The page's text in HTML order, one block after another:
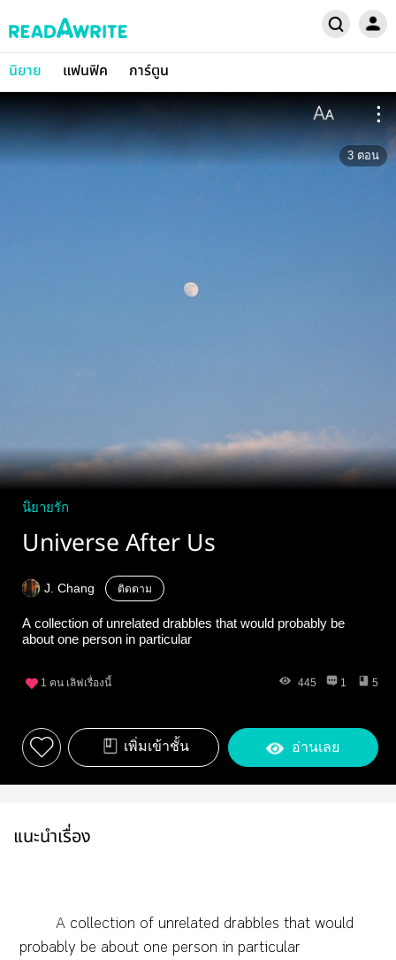
นิยาย แฟนฟิค การ์ตูน
3 ตอน
นิยายรัก
Universe After Us
J. Chang ติดตาม
A collection of unrelated drabbles that would probably be
about one person in particular
1 คน เลิฟเรื่องนี้ 445 1 5
เพิ่มเข้าชั้น อ่านเลย
แนะนำเรื่อง
A collection of unrelated drabbles that would
probably be about one person in particular